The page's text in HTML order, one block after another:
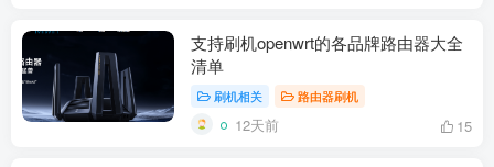
支持刷机openwrt的各品牌路由器大全
清单
刷机相关 路由器刷机
12天前 15